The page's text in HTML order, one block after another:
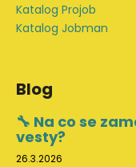
Katalog Projob
Katalog Jobman
Blog
🔧 Na co se
vesty?
26.3.2026